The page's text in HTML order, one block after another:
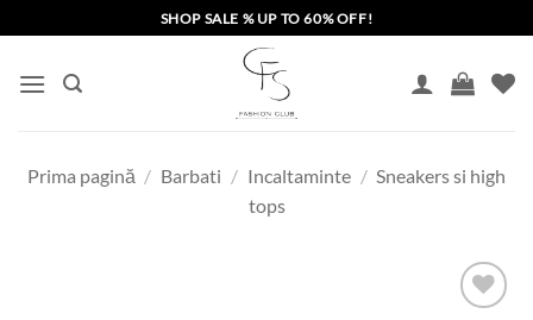
to
content
SHOP SALE % UP TO 60% OFF!
Prima pagină / Barbati / Incaltaminte / Sneakers si high
tops